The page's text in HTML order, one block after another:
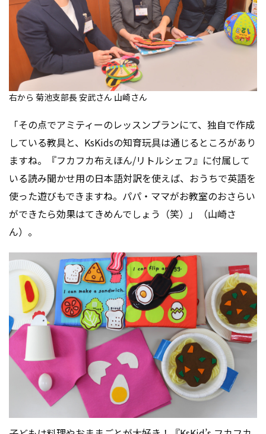
右から 菊池支部長 安武さん 山崎さん
「その点でアミティーのレッスンプランにて、独自で作成
している教具と、KsKidsの知育玩具は通じるところがあり
ますね。『フカフカ布えほん/リトルシェフ』に付属して
いる読み聞かせ用の日本語対訳を使えば、おうちで英語を
使った遊びもできますね。パパ・ママがお教室のおさらい
ができたら効果はてきめんでしょう（笑）」（山崎さ
ん）。